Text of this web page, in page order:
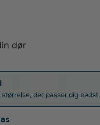
dør
størrelse, der passer dig bedst.